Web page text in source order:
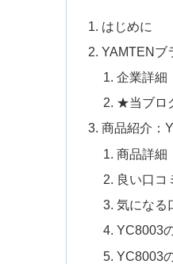
はじめに
YAMTENブ
企業詳細
★当ブロ
商品紹介：
商品詳細
良い口コ
気になる
YC8003
YC8003